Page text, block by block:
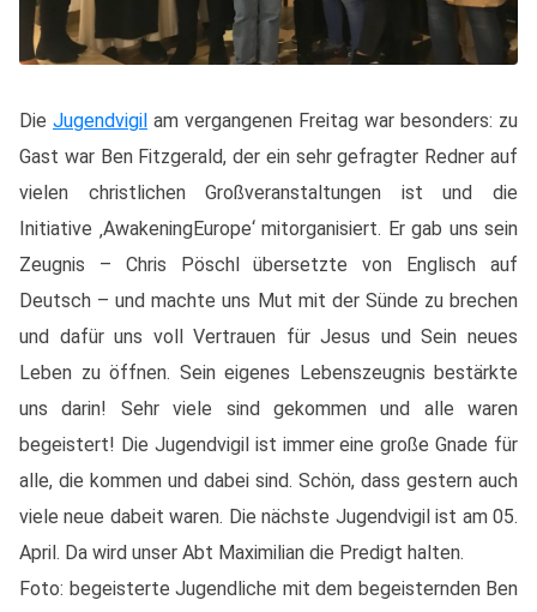
Die Jugendvigil am vergangenen Freitag war besonders: zu
Gast war Ben Fitzgerald, der ein sehr gefragter Redner auf
vielen christlichen Großveranstaltungen ist und die
Initiative ‚AwakeningEurope‘ mitorganisiert. Er gab uns sein
Zeugnis – Chris Pöschl übersetzte von Englisch auf
Deutsch – und machte uns Mut mit der Sünde zu brechen
und dafür uns voll Vertrauen für Jesus und Sein neues
Leben zu öffnen. Sein eigenes Lebenszeugnis bestärkte
uns darin! Sehr viele sind gekommen und alle waren
begeistert! Die Jugendvigil ist immer eine große Gnade für
alle, die kommen und dabei sind. Schön, dass gestern auch
viele neue dabeit waren. Die nächste Jugendvigil ist am 05.
April. Da wird unser Abt Maximilian die Predigt halten.
Foto: begeisterte Jugendliche mit dem begeisternden Ben